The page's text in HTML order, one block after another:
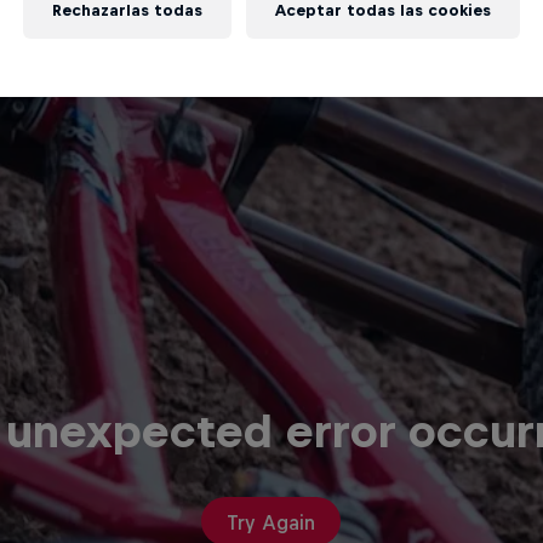
error
Try Again
Rechazarlas todas Aceptar todas las cookies